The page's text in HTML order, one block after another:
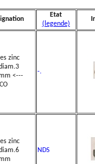
Etat
(legende)
zinc
<---
-.
zinc
NDS